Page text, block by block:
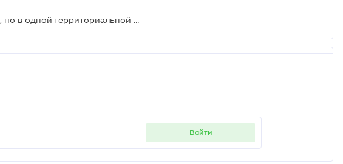
Недвижимость в разных районах, но в одной территориальной громаде: куда подается декларация
войти